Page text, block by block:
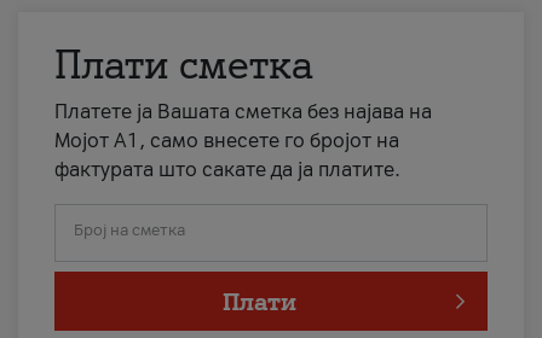
Плати сметка
Платете ја Вашата сметка без најава на
Мојот А1, само внесете го бројот на
фактурата што сакате да ја платите.
Број на сметка
Плати